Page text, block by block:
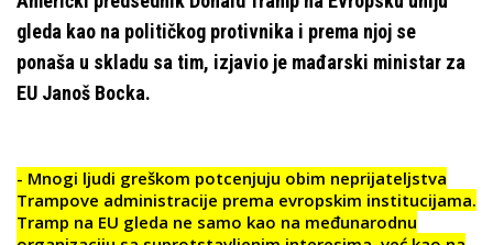
gleda kao na političkog protivnika i prema njoj se
ponaša u skladu sa tim, izjavio je mađarski ministar za
EU ​​Janoš Bocka.
- Mnogi ljudi greškom potcenjuju obim neprijateljstva
Trampove administracije prema evropskim institucijama.
Tramp na EU gleda ne samo kao na međunarodnu